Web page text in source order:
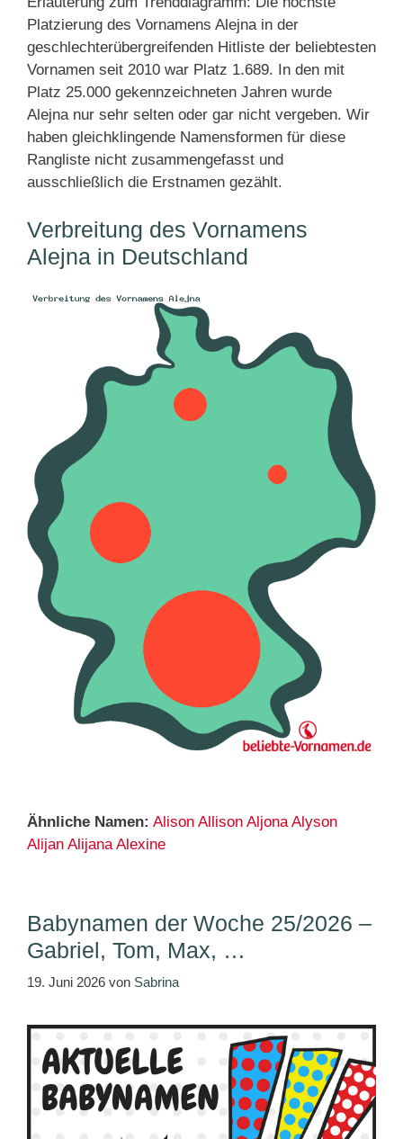
Platzierung des Vornamens Alejna in der
geschlechterübergreifenden Hitliste der beliebtesten
Vornamen seit 2010 war Platz 1.689. In den mit
Platz 25.000 gekennzeichneten Jahren wurde
Alejna nur sehr selten oder gar nicht vergeben. Wir
haben gleichklingende Namensformen für diese
Rangliste nicht zusammengefasst und
ausschließlich die Erstnamen gezählt.
Verbreitung des Vornamens
Alejna in Deutschland
Ähnliche Namen: Alison Allison Aljona Alyson
Alijan Alijana Alexine
Babynamen der Woche 25/2026 –
Gabriel, Tom, Max, …
19. Juni 2026 von Sabrina